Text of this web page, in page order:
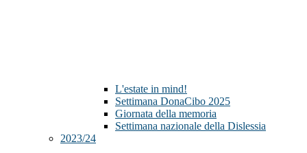
L'estate in mind!
Settimana DonaCibo 2025
Giornata della memoria
Settimana nazionale della Dislessia
2023/24